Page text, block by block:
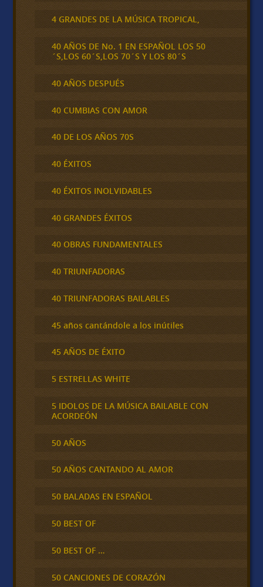
4 GRANDES DE LA MÚSICA TROPICAL,
40 AÑOS DE No. 1 EN ESPAÑOL LOS 50
´S,LOS 60´S,LOS 70´S Y LOS 80´S
40 AÑOS DESPUÉS
40 CUMBIAS CON AMOR
40 DE LOS AÑOS 70S
40 ÉXITOS
40 ÉXITOS INOLVIDABLES
40 GRANDES ÉXITOS
40 OBRAS FUNDAMENTALES
40 TRIUNFADORAS
40 TRIUNFADORAS BAILABLES
45 años cantándole a los inútiles
45 AÑOS DE ÉXITO
5 ESTRELLAS WHITE
5 IDOLOS DE LA MÚSICA BAILABLE CON
ACORDEÓN
50 AÑOS
50 AÑOS CANTANDO AL AMOR
50 BALADAS EN ESPAÑOL
50 BEST OF
50 BEST OF …
50 CANCIONES DE CORAZÓN